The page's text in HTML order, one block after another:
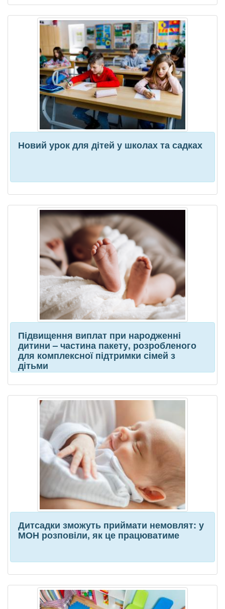
Новий урок для дітей у школах та садках
Підвищення виплат при народженні
дитини – частина пакету, розробленого
для комплексної підтримки сімей з
дітьми
Дитсадки зможуть приймати немовлят: у
МОН розповіли, як це працюватиме